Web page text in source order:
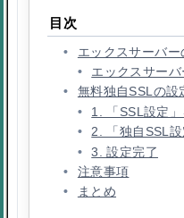
目次
エックスサーバ
エックスサー
無料独自SSLの設
1. 「SSL設定
2. 「独自SSL
3. 設定完了
注意事項
まとめ